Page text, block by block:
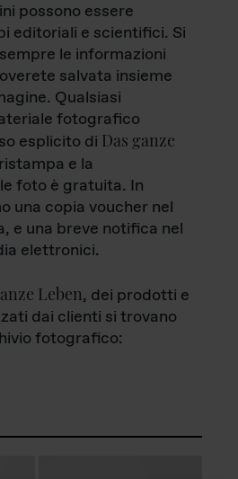
possono essere
editoriali e scientifici. Si
le informazioni
salvata insieme
Qualsiasi
fotografico
esplicito di Das ganze
e la
foto è gratuita. In
una copia voucher nel
e una breve notifica nel
elettronici.
Leben, dei prodotti e
dai clienti si trovano
fotografico: